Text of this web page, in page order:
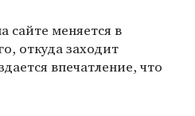
сайте меняется в
откуда заходит
впечатление, что